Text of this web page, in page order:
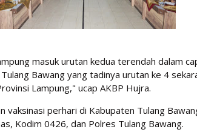
masuk urutan kedua terendah dalam
Bawang yang tadinya urutan ke 4
Lampung," ucap AKBP Hujra.
vaksinasi perhari di Kabupaten Tulang
Kodim 0426, dan Polres Tulang Bawang.